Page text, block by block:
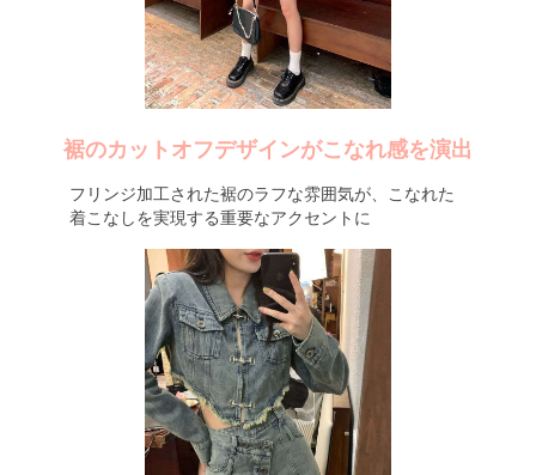
裾のカットオフデザインがこなれ感を演出
フリンジ加工された裾のラフな雰囲気が、こなれた
着こなしを実現する重要なアクセントに